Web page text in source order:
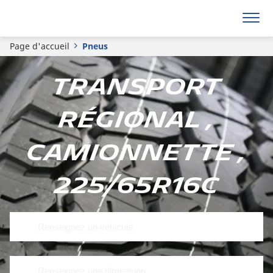
Page d'accueil Pneus
Transport
Régional ,
Camionnette ,
225/65R16C